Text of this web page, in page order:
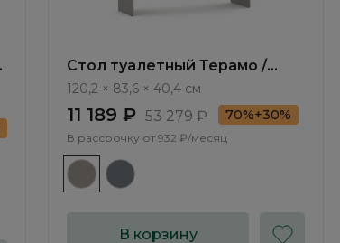
Стол туалетный Терамо /
Teramo TA030.2
120,2 × 83,6 × 40,4 см
11 189 ₽ 53 279 ₽ 70%+30%
В рассрочку от 932 ₽/месяц
В корзину